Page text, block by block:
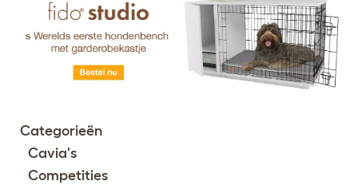
Categorieën
Cavia's
Competities